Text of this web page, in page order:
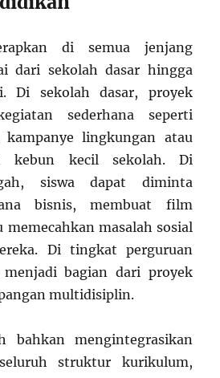
di semua jenjang
dari sekolah dasar hingga
Di sekolah dasar, proyek
sederhana seperti
kampanye lingkungan atau
kebun kecil sekolah. Di
siswa dapat diminta
bisnis, membuat film
masalah sosial
Di tingkat perguruan
bagian dari proyek
multidisiplin.
bahkan mengintegrasikan
struktur kurikulum,